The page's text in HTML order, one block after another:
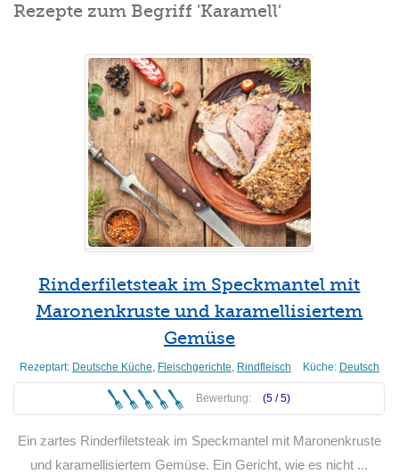
Rezepte zum Begriff 'Karamell'
Rinderfiletsteak im Speckmantel mit
Maronenkruste und karamellisiertem
Gemüse
Rezeptart: Deutsche Küche, Fleischgerichte, Rindfleisch Küche: Deutsch
Bewertung: (5 /5)
Ein zartes Rinderfiletsteak im Speckmantel mit Maronenkruste
und karamellisiertem Gemüse. Ein Gericht, wie es nicht ...